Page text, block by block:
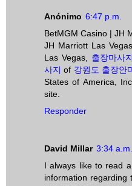
Anónimo 6:47 p.m.
BetMGM Casino | JH
JH Marriott Las
Las Vegas, 출장마사지
사지 of 강원도 출장안
States of America,
site.
Responder
David Millar 3:34 a.m.
I always like to read
information regarding